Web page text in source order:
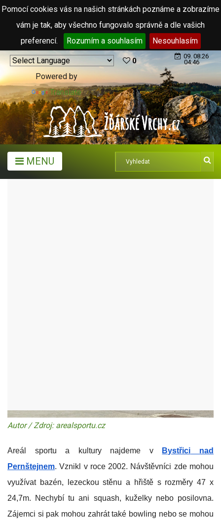
Pomocí cookies vás na našich stránkách poznáme a zobrazíme
vám je tak, aby všechno fungovalo správně a dle vašich
preferencí.
Rozumím a souhlasím Nesouhlasím
Powered by
Translate
0
09. 08.26
04:46
MENU
Autor / Zdroj: arealsportu.cz
Areál sportu a kultury najdeme v Bystřici
nad
Pernštejnem. Vznikl v roce 2002. Návštěvníci zde mohou
využívat bazén, lezeckou stěnu a hřiště s rozměry 47 x
24,7m. Nechybí tu ani squash, kuželky nebo posilovna.
Zájemci si pak mohou zahrát také bowling nebo se mohou